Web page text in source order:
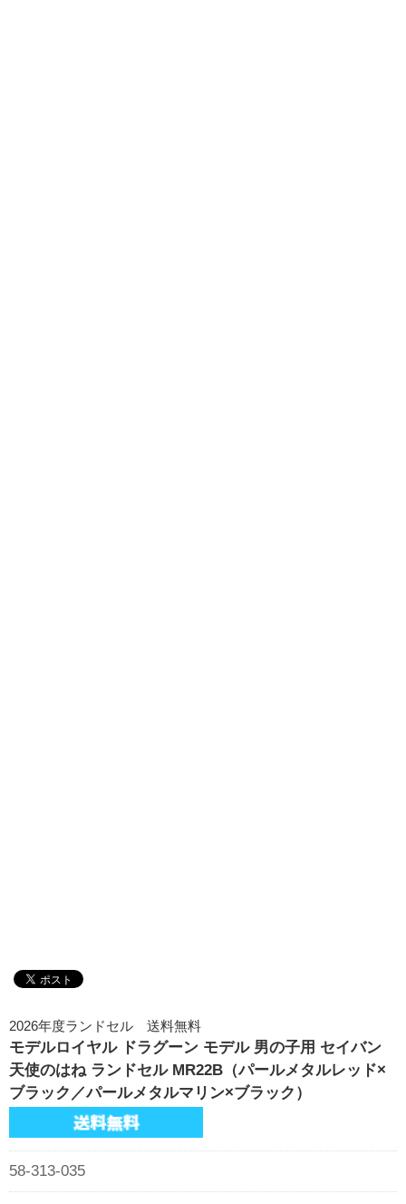
2026年度ランドセル 送料無料
モデルロイヤル ドラグーン モデル 男の子用 セイバン
天使のはね ランドセル MR22B（パールメタルレッド×
ブラック／パールメタルマリン×ブラック）
58-313-035